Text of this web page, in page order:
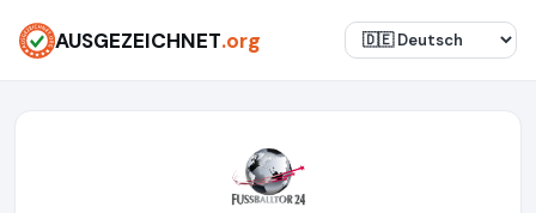
AUSGEZEICHNET.org